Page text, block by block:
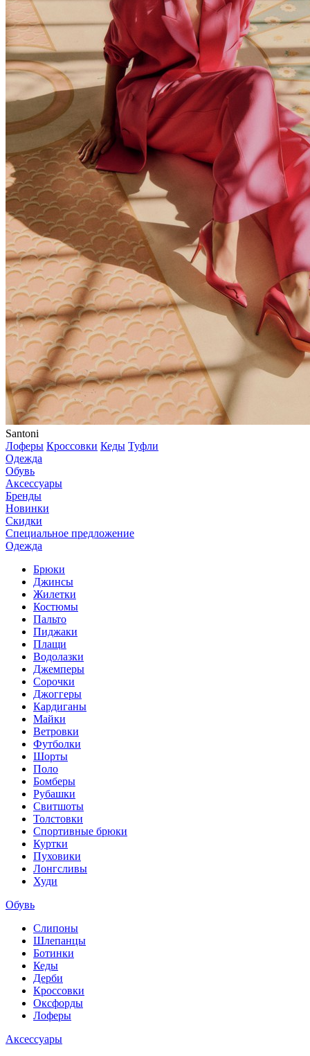
Santoni
Лоферы Кроссовки Кеды Туфли
Одежда
Обувь
Аксессуары
Бренды
Новинки
Скидки
Специальное предложение
Одежда
Брюки
Джинсы
Жилетки
Костюмы
Пальто
Пиджаки
Плащи
Водолазки
Джемперы
Сорочки
Джоггеры
Кардиганы
Майки
Ветровки
Футболки
Шорты
Поло
Бомберы
Рубашки
Свитшоты
Толстовки
Спортивные брюки
Куртки
Пуховики
Лонгсливы
Худи
Обувь
Слипоны
Шлепанцы
Ботинки
Кеды
Дерби
Кроссовки
Оксфорды
Лоферы
Аксессуары